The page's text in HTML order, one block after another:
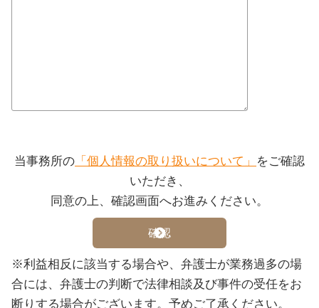
当事務所の 「個人情報の取り扱いについて」
をご確認
いただき、
同意の上、確認画面へお進みください。
※利益相反に該当する場合や、弁護士が業務過多の場
合には、弁護士の判断で法律相談及び事件の受任をお
断りする場合がございます。予めご了承ください。